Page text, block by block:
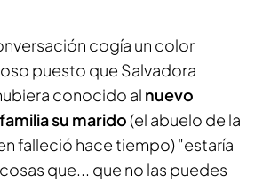
cogía un color
puesto que Salvadora
conocido al nuevo
su marido(el abuelo de la
falleció hace tiempo) "estaría
que... que no las puedes